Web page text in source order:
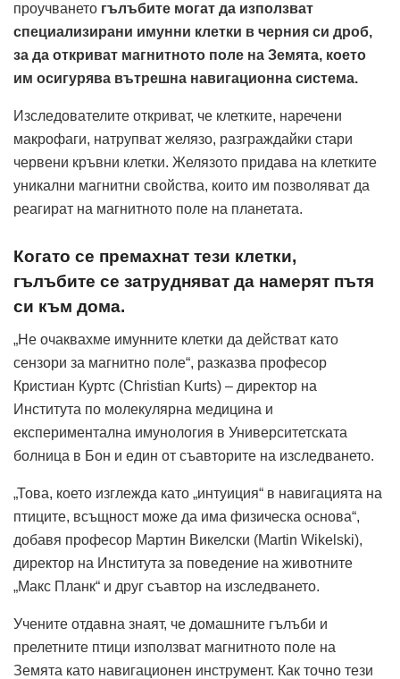
проучването гълъбите могат да използват
специализирани имунни клетки в черния си дроб,
за да откриват магнитното поле на Земята, което
им осигурява вътрешна навигационна система.
Изследователите откриват, че клетките, наречени
макрофаги, натрупват желязо, разграждайки стари
червени кръвни клетки. Желязото придава на клетките
уникални магнитни свойства, които им позволяват да
реагират на магнитното поле на планетата.
Когато се премахнат тези клетки,
гълъбите се затрудняват да намерят пътя
си към дома.
„Не очаквахме имунните клетки да действат като
сензори за магнитно поле“, разказва професор
Кристиан Куртс (Christian Kurts) – директор на
Института по молекулярна медицина и
експериментална имунология в Университетската
болница в Бон и един от съавторите на изследването.
„Това, което изглежда като „интуиция“ в навигацията на
птиците, всъщност може да има физическа основа“,
добавя професор Мартин Викелски (Martin Wikelski),
директор на Института за поведение на животните
„Макс Планк“ и друг съавтор на изследването.
Учените отдавна знаят, че домашните гълъби и
прелетните птици използват магнитното поле на
Земята като навигационен инструмент. Как точно тези